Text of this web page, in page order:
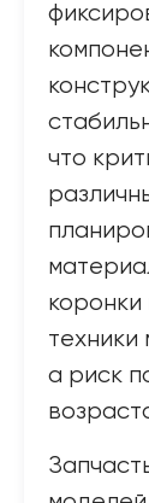
что
коронки
техники
а риск